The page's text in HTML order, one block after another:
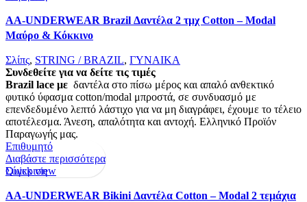
AA-UNDERWEAR Brazil Δαντέλα 2 τμχ Cotton – Modal
Μαύρο & Κόκκινο
Σλίπς, STRING / BRAZIL, ΓΥΝΑΙΚΑ
Συνδεθείτε για να δείτε τις τιμές
Brazil lace με δαντέλα στο πίσω μέρος και απαλό ανθεκτικό
φυτικό ύφασμα cotton/modal μπροστά, σε συνδυασμό με
επενδεδυμένο λεπτό λάστιχο για να μη διαγράφει, έχουμε το τέλειο
αποτέλεσμα. Άνεση, απαλότητα και αντοχή. Ελληνικό Προϊόν
Παραγωγής μας.
Επιθυμητό
Διαβάστε περισσότερα
Quick view
Σύγκριση
AA-UNDERWEAR Bikini Δαντέλα Cotton – Modal 2 τεμάχια